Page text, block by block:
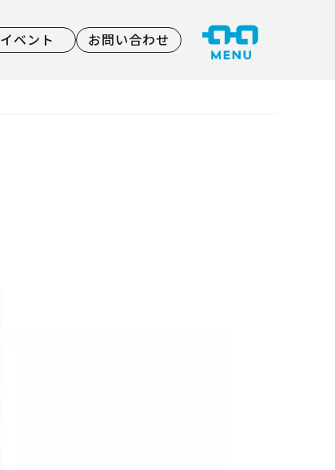
イベント お問い合わせ